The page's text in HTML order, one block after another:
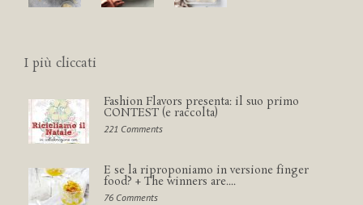
I più cliccati
Fashion Flavors presenta: il suo primo
CONTEST (e raccolta)
221 Comments
E se la riproponiamo in versione finger
food? + The winners are....
76 Comments